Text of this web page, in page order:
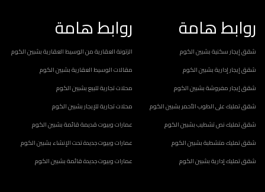
روابط هامة
شقق إيجار سكنية بشبين الكوم
شقق إيجار إدارية بشبين الكوم
شقق إيجار مفروشة بشبين الكوم
شقق تمليك على الطوب الأحمر بشبين الكوم
شقق تمليك نص تشطيب بشبين الكوم
شقق تمليك متشطبة بشبين الكوم
شقق تمليك إدارية بشبين الكوم
روابط هامة
الزتونة العقارية من الوسيط العقارية بشبين الكوم
مقالات الوسيط العقارية بشبين الكوم
محلات تجارية للبيع بشبين الكوم
محلات تجارية للإيجار بشبين الكوم
عمارات وبيوت قديمة قائمة بشبين الكوم
عمارات وبيوت جديدة تحت الإنشاء بشبين الكوم
عمارات وبيوت جديدة قائمة بشبين الكوم